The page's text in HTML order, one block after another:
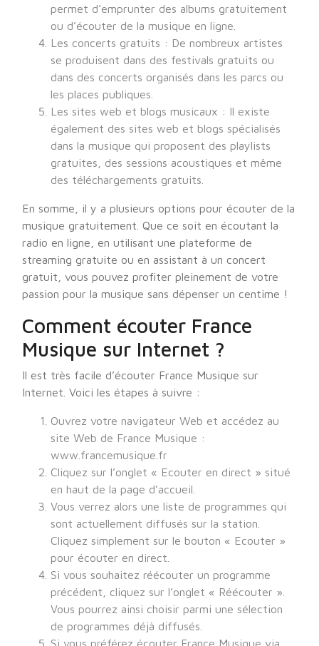
permet d’emprunter des albums gratuitement
ou d’écouter de la musique en ligne.
Les concerts gratuits : De nombreux artistes
se produisent dans des festivals gratuits ou
dans des concerts organisés dans les parcs ou
les places publiques.
Les sites web et blogs musicaux : Il existe
également des sites web et blogs spécialisés
dans la musique qui proposent des playlists
gratuites, des sessions acoustiques et même
des téléchargements gratuits.
En somme, il y a plusieurs options pour écouter de la
musique gratuitement. Que ce soit en écoutant la
radio en ligne, en utilisant une plateforme de
streaming gratuite ou en assistant à un concert
gratuit, vous pouvez profiter pleinement de votre
passion pour la musique sans dépenser un centime !
Comment écouter France
Musique sur Internet ?
Il est très facile d’écouter France Musique sur
Internet. Voici les étapes à suivre :
Ouvrez votre navigateur Web et accédez au
site Web de France Musique :
www.francemusique.fr
Cliquez sur l’onglet « Ecouter en direct » situé
en haut de la page d’accueil.
Vous verrez alors une liste de programmes qui
sont actuellement diffusés sur la station.
Cliquez simplement sur le bouton « Ecouter »
pour écouter en direct.
Si vous souhaitez réécouter un programme
précédent, cliquez sur l’onglet « Réécouter ».
Vous pourrez ainsi choisir parmi une sélection
de programmes déjà diffusés.
Si vous préférez écouter France Musique via